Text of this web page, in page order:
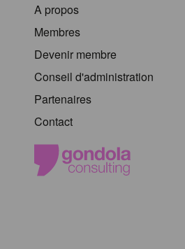
A propos
Membres
Devenir membre
Conseil d'administration
Partenaires
Contact